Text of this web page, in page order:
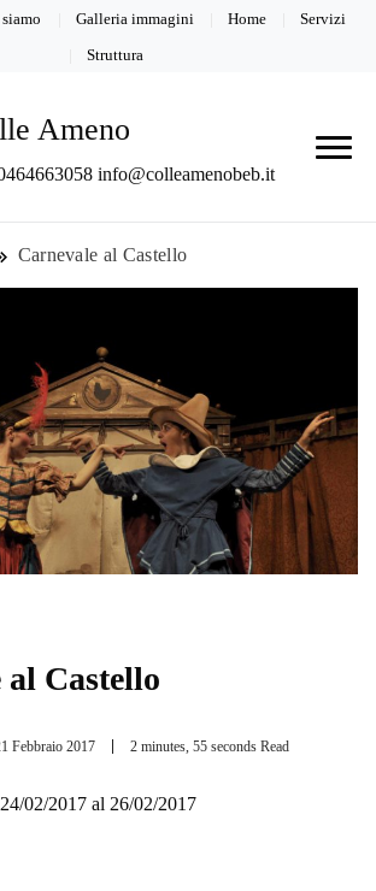
Galleria immagini Home Servizi
Struttura
Ameno
info@colleamenobeb.it
Carnevale al Castello
Castello
Febbraio 2017 2 minutes, 55 seconds Read
02/2017 al 26/02/2017